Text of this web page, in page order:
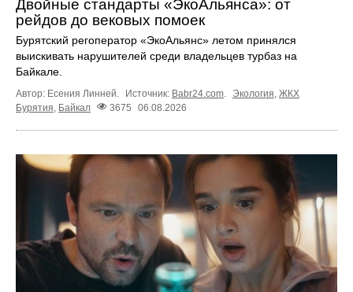
Двойные стандарты «ЭкоАльянса»: от
рейдов до вековых помоек
Бурятский регоператор «ЭкоАльянс» летом принялся
выискивать нарушителей среди владельцев турбаз на
Байкале.
Автор: Есения Линней. Источник: Babr24.com. Экология, ЖКХ
Бурятия Байкал 3675 06.08.2026